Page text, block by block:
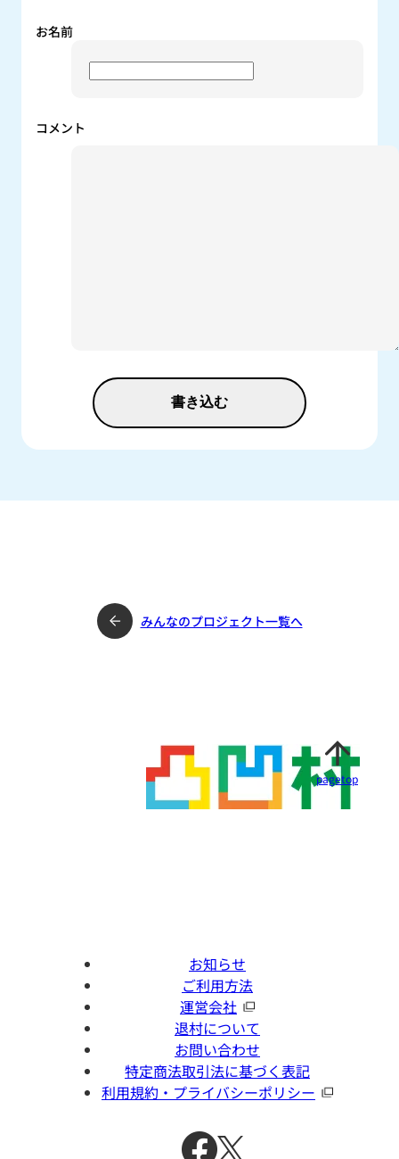
お名前
コメント
書き込む
みんなのプロジェクト一覧へ
pagetop
お知らせ
ご利用方法
運営会社
退村について
お問い合わせ
特定商法取引法に基づく表記
利用規約・プライバシーポリシー